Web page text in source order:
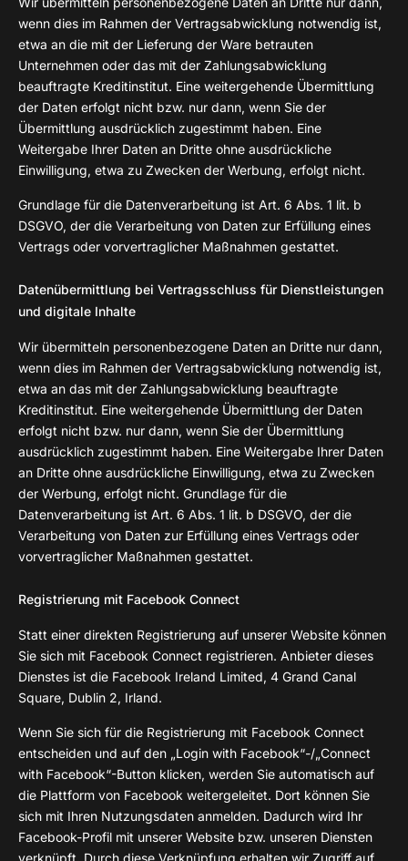
wenn dies im Rahmen der Vertragsabwicklung notwendig ist,
etwa an die mit der Lieferung der Ware betrauten
Unternehmen oder das mit der Zahlungsabwicklung
beauftragte Kreditinstitut. Eine weitergehende Übermittlung
der Daten erfolgt nicht bzw. nur dann, wenn Sie der
Übermittlung ausdrücklich zugestimmt haben. Eine
Weitergabe Ihrer Daten an Dritte ohne ausdrückliche
Einwilligung, etwa zu Zwecken der Werbung, erfolgt nicht.
Grundlage für die Datenverarbeitung ist Art. 6 Abs. 1 lit. b
DSGVO, der die Verarbeitung von Daten zur Erfüllung eines
Vertrags oder vorvertraglicher Maßnahmen gestattet.
Datenübermittlung bei Vertragsschluss für Dienstleistungen
und digitale Inhalte
Wir übermitteln personenbezogene Daten an Dritte nur dann,
wenn dies im Rahmen der Vertragsabwicklung notwendig ist,
etwa an das mit der Zahlungsabwicklung beauftragte
Kreditinstitut. Eine weitergehende Übermittlung der Daten
erfolgt nicht bzw. nur dann, wenn Sie der Übermittlung
ausdrücklich zugestimmt haben. Eine Weitergabe Ihrer Daten
an Dritte ohne ausdrückliche Einwilligung, etwa zu Zwecken
der Werbung, erfolgt nicht. Grundlage für die
Datenverarbeitung ist Art. 6 Abs. 1 lit. b DSGVO, der die
Verarbeitung von Daten zur Erfüllung eines Vertrags oder
vorvertraglicher Maßnahmen gestattet.
Registrierung mit Facebook Connect
Statt einer direkten Registrierung auf unserer Website können
Sie sich mit Facebook Connect registrieren. Anbieter dieses
Dienstes ist die Facebook Ireland Limited, 4 Grand Canal
Square, Dublin 2, Irland.
Wenn Sie sich für die Registrierung mit Facebook Connect
entscheiden und auf den „Login with Facebook“-/„Connect
with Facebook“-Button klicken, werden Sie automatisch auf
die Plattform von Facebook weitergeleitet. Dort können Sie
sich mit Ihren Nutzungsdaten anmelden. Dadurch wird Ihr
Facebook-Profil mit unserer Website bzw. unseren Diensten